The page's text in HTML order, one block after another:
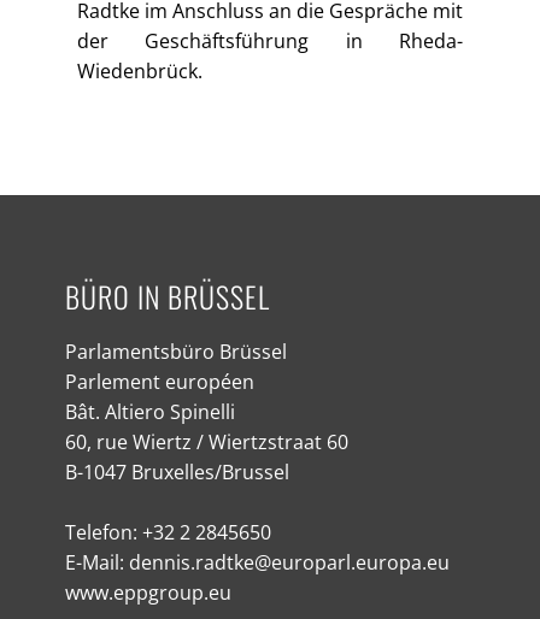
Radtke im Anschluss an die Gespräche mit
der Geschäftsführung in Rheda-
Wiedenbrück.
BÜRO IN BRÜSSEL
Parlamentsbüro Brüssel
Parlement européen
Bât. Altiero Spinelli
60, rue Wiertz / Wiertzstraat 60
B-1047 Bruxelles/Brussel
Telefon: +32 2 2845650
E-Mail: dennis.radtke@europarl.europa.eu
www.eppgroup.eu